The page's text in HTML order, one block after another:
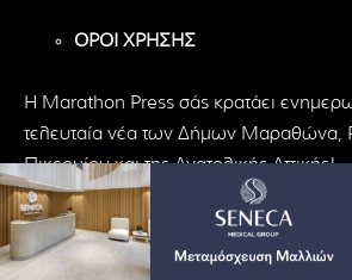
ΟΡΟΙ ΧΡΗΣΗΣ
H Marathon Press σάς κρατάει
τελευταία νέα των Δήμων Μαραθώνα,
Πικερμίου και της Ανατολικής Αττικής!
© Marathon Press | All Rights